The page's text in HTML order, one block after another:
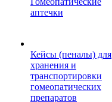
аптечки
Кейсы (пеналы) для
хранения и
транспортировки
гомеопатических
препаратов